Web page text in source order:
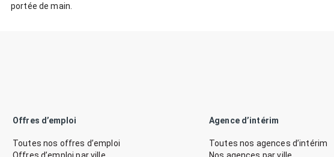
portée de main.
Offres d’emploi
Toutes nos offres d’emploi
Agence d’intérim
Toutes nos agences d’intérim